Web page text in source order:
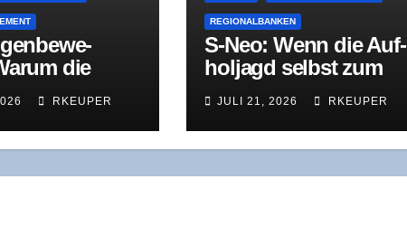
die
des
son­dern
RKEUPER
REGIONALBANKEN
S‑Neo: Wenn die Auf­
hol­jagd selbst zum
JULI 21, 2026 RKEUPER